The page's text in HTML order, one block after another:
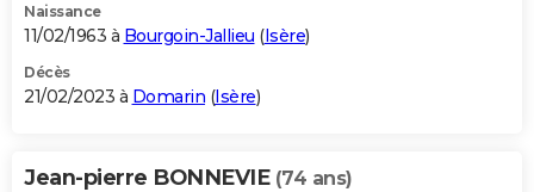
Naissance
11/02/1963 à Bourgoin-Jallieu (Isère)
Décès
21/02/2023 à Domarin (Isère)
Jean-pierre BONNEVIE (74 ans)